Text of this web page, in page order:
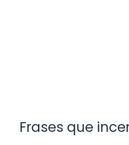
Frases que